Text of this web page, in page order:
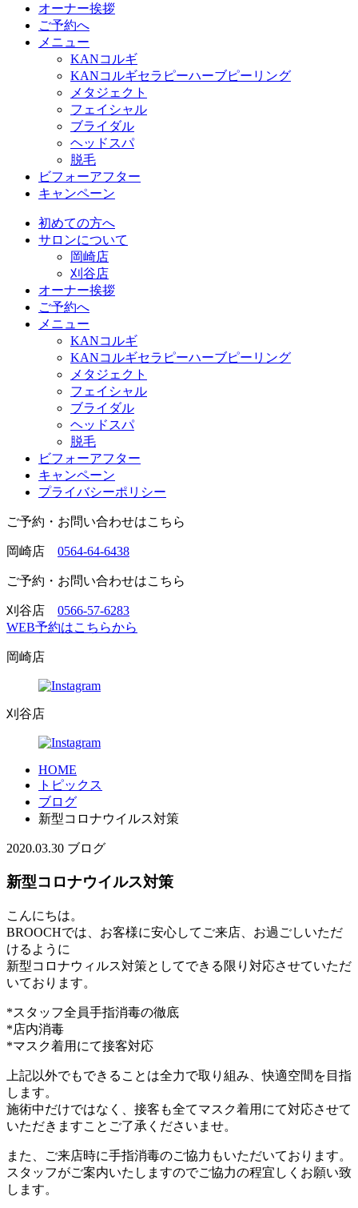
オーナー挨拶
ご予約へ
メニュー
KANコルギ
KANコルギセラピーハーブピーリング
メタジェクト
フェイシャル
ブライダル
ヘッドスパ
脱毛
ビフォーアフター
キャンペーン
初めての方へ
サロンについて
岡崎店
刈谷店
オーナー挨拶
ご予約へ
メニュー
KANコルギ
KANコルギセラピーハーブピーリング
メタジェクト
フェイシャル
ブライダル
ヘッドスパ
脱毛
ビフォーアフター
キャンペーン
プライバシーポリシー
ご予約・お問い合わせはこちら
岡崎店 0564-64-6438
ご予約・お問い合わせはこちら
刈谷店
0566-57-6283
WEB予約はこちらから
岡崎店
刈谷店
HOME
トピックス
ブログ
新型コロナウイルス対策
2020.03.30 ブログ
新型コロナウイルス対策
こんにちは。
BROOCHでは、お客様に安心してご来店、お過ごしいただ
けるように
新型コロナウィルス対策としてできる限り対応させていただ
いております。
*スタッフ全員手指消毒の徹底
*店内消毒
*マスク着用にて接客対応
上記以外でもできることは全力で取り組み、快適空間を目指
します。
施術中だけではなく、接客も全てマスク着用にて対応させて
いただきますことご了承くださいませ。
また、ご来店時に手指消毒のご協力もいただいております。
スタッフがご案内いたしますのでご協力の程宜しくお願い致
します。